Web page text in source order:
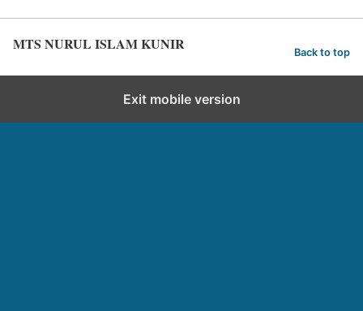
MTS NURUL ISLAM KUNIR Back to top
Exit mobile version